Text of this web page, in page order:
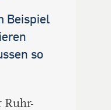
Beispiel
so
Ruhr-